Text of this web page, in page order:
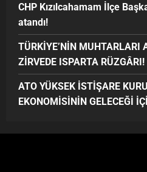
CHP Kızılcahamam İlçe
atandı!
TÜRKİYE’NİN MUHTARLARI
ZİRVEDE ISPARTA RÜZGÂRI!
ATO YÜKSEK İSTİŞARE
EKONOMİSİNİN GELECEĞİ